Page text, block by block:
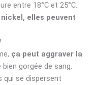
entre 18°C et 25°C.
elles peuvent
ça peut aggraver la
gorgée de sang,
qui se dispersent